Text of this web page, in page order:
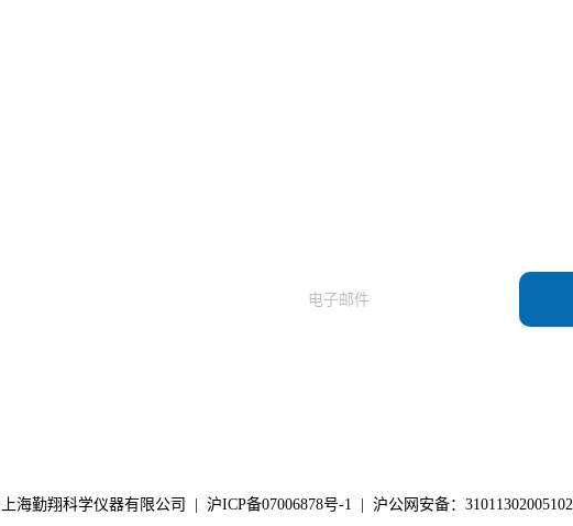
上海勤翔科学仪器有限公司 |沪ICP备07006878号-1 |沪公网安备：